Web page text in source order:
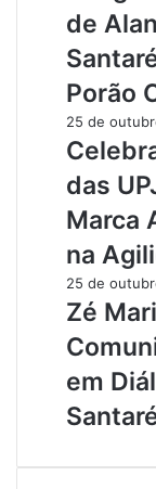
de
Porão
25 de
das
Marca
na
25 de
Zé
em